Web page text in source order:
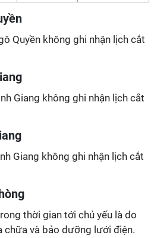
Quyền không ghi nhận lịch cắt
Giang không ghi nhận lịch cắt
Giang không ghi nhận lịch cắt
thời gian tới chủ yếu là do
chữa và bảo dưỡng lưới điện.